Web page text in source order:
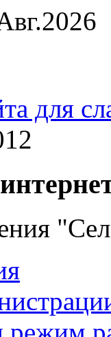
для